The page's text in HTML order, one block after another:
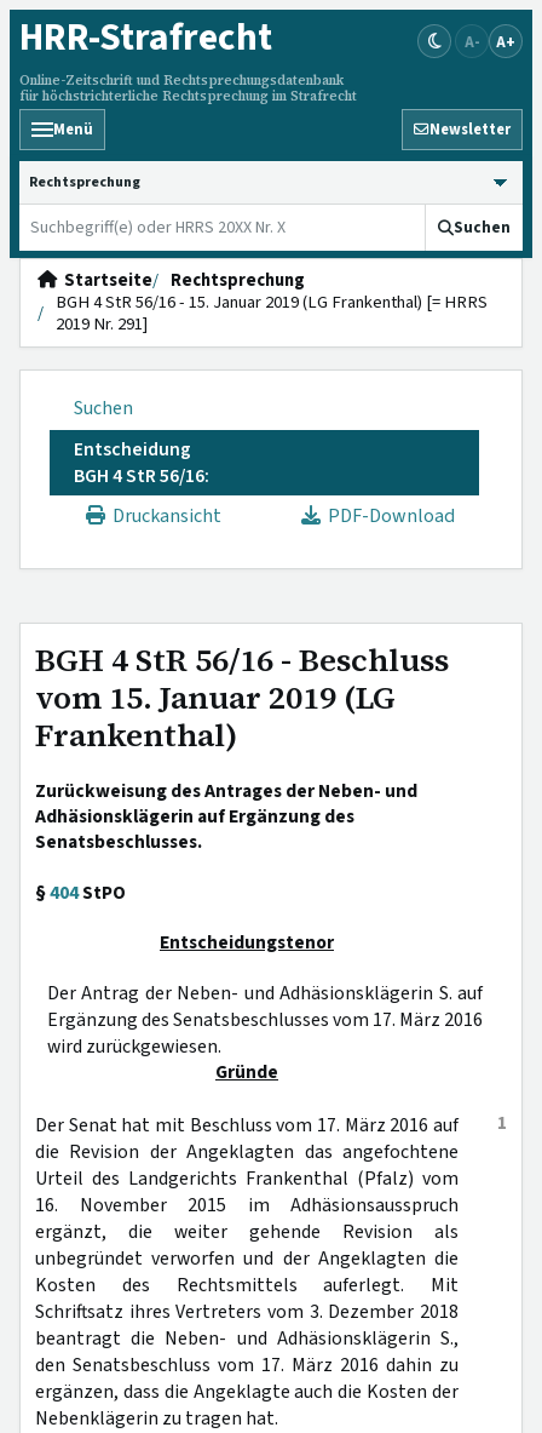
HRR-Strafrecht
Online-Zeitschrift und Rechtsprechungsdatenbank
für höchstrichterliche Rechtsprechung im Strafrecht
A- A+
Menü Newsletter
HRRS durchsuchen
Suchen
Startseite
Rechtsprechung
BGH 4 StR 56/16 - 15. Januar 2019 (LG Frankenthal) [= HRRS
2019 Nr. 291]
Suchen
Entscheidung
BGH 4 StR 56/16:
Druckansicht
PDF-Download
BGH 4 StR 56/16 - Beschluss
vom 15. Januar 2019 (LG
Frankenthal)
Zurückweisung des Antrages der Neben- und
Adhäsionsklägerin auf Ergänzung des
Senatsbeschlusses.
§404StPO
Entscheidungstenor
Der Antrag der Neben- und Adhäsionsklägerin S. auf
Ergänzung des Senatsbeschlusses vom 17. März 2016
wird zurückgewiesen.
Gründe
1
Der Senat hat mit Beschluss vom 17. März 2016 auf
die Revision der Angeklagten das angefochtene
Urteil des Landgerichts Frankenthal (Pfalz) vom
16. November 2015 im Adhäsionsausspruch
ergänzt, die weiter gehende Revision als
unbegründet verworfen und der Angeklagten die
Kosten des Rechtsmittels auferlegt. Mit
Schriftsatz ihres Vertreters vom 3. Dezember 2018
beantragt die Neben- und Adhäsionsklägerin S.,
den Senatsbeschluss vom 17. März 2016 dahin zu
ergänzen, dass die Angeklagte auch die Kosten der
Nebenklägerin zu tragen hat.